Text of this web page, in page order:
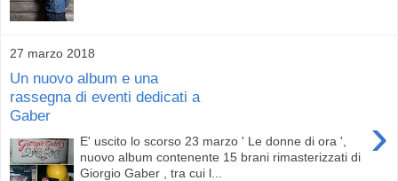
27 marzo 2018
Un nuovo album e una
rassegna di eventi dedicati a
Gaber
›
E' uscito lo scorso 23 marzo ' Le donne di ora ',
nuovo album contenente 15 brani rimasterizzati di
Giorgio Gaber , tra cui l...